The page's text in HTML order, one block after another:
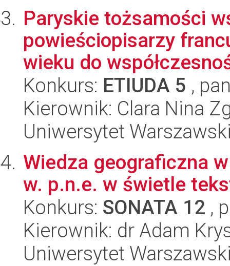
Paryskie tożsamości
powieściopisarzy
wieku do
Konkurs: ETIUDA 5 ,
Kierownik: Clara Nina
Uniwersytet
Wiedza geograficzna
w. p.n.e. w świetle
Konkurs: SONATA 12 ,
Kierownik: dr Adam
Uniwersytet